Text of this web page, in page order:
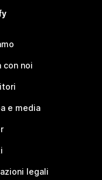
con noi
e media
legali